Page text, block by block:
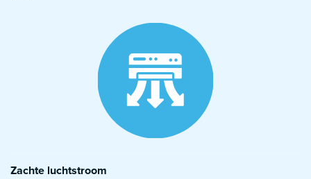
Zachte luchtstroom